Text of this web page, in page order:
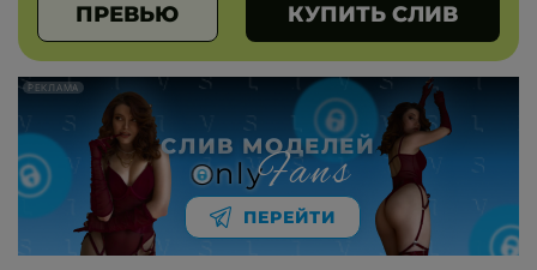
ПРЕВЬЮ КУПИТЬ СЛИВ
РЕКЛАМА
СЛИВ МОДЕЛЕЙ
nlyFans
ПЕРЕЙТИ